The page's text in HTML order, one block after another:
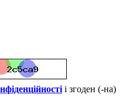
і згоден (-на)